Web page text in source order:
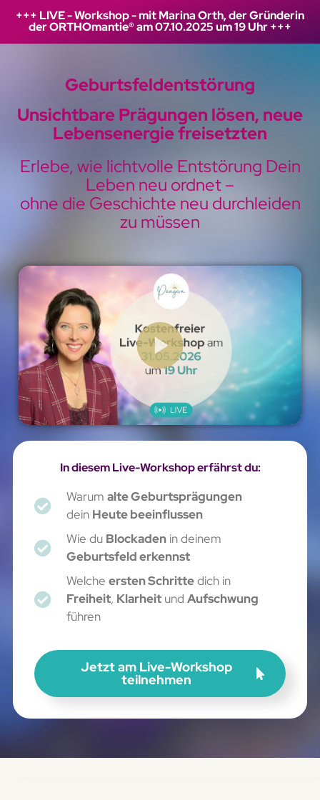
+++ LIVE - Workshop - mit Marina Orth, der Gründerin
der ORTHOmantie® am 07.10.2025 um 19 Uhr +++
Geburtsfeldentstörung
Unsichtbare Prägungen lösen, neue
Lebensenergie freisetzten
Erlebe, wie lichtvolle Entstörung Dein
Leben neu ordnet –
ohne die Geschichte neu durchleiden
zu müssen
In diesem Live-Workshop erfährst du:
Warum alte Geburtsprägungen
dein Heute beeinflussen
Wie du Blockadenin deinem
Geburtsfeld erkennst
Welche ersten Schrittedich in
Freiheit, Klarheitund Aufschwung
führen
Jetzt am Live-Workshop
teilnehmen